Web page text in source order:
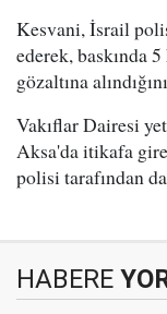
Kesvani, İsrail
ederek, baskında
gözaltına
Vakıflar Dairesi
Aksa'da itikafa
polisi tarafından
HABERE